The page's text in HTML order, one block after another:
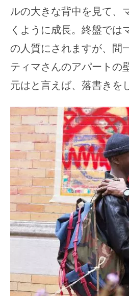
ルの大きな背中を見て、
くように成長。終盤では
の人質にされますが、間
ティマさんのアパートの
元はと言えば、落書きを